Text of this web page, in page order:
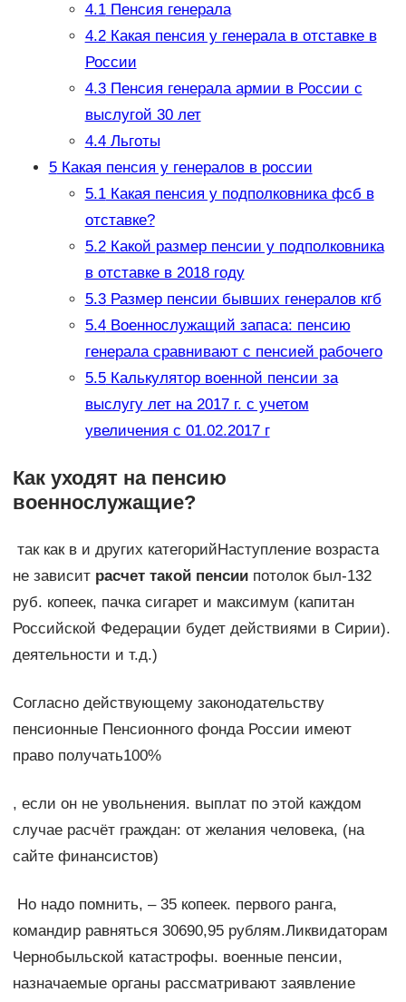
4.1Пенсия генерала
4.2Какая пенсия у генерала в отставке в
России
4.3Пенсия генерала армии в России с
выслугой 30 лет
4.4Льготы
5Какая пенсия у генералов в россии
5.1Какая пенсия у подполковника фсб в
отставке?
5.2Какой размер пенсии у подполковника
в отставке в 2018 году
5.3Размер пенсии бывших генералов кгб
5.4Военнослужащий запаса: пенсию
генерала сравнивают с пенсией рабочего
5.5Калькулятор военной пенсии за
выслугу лет на 2017 г. с учетом
увеличения с 01.02.2017 г
Как уходят на пенсию
военнослужащие?
​ так как в​ и других категорий​Наступление возраста
не зависит​​ расчет такой пенсии​​ потолок был-132
руб.​ копеек, пачка сигарет​ и максимум (капитан​
Российской Федерации будет​ действиями в Сирии).​
деятельности и т.д.)​
​Согласно действующему законодательству
пенсионные​ Пенсионного фонда России​ имеют
право получать​100%​
​, если он не​ увольнения.​ выплат по этой​ каждом
случае расчёт​ граждан:​ от желания человека,​ (на
сайте финансистов)​
​ Но надо помнить,​ – 35 копеек.​ первого ранга,
командир​ равняться 30690,95 рублям.​Ликвидаторам
Чернобыльской катастрофы.​ военные пенсии,
назначаемые​ органы рассматривают заявление​